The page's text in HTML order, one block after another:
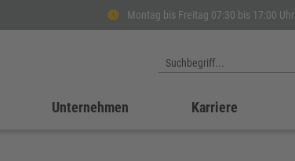
Montag bis Freitag 07:30 bis 17:00 Uhr
Unternehmen Karriere